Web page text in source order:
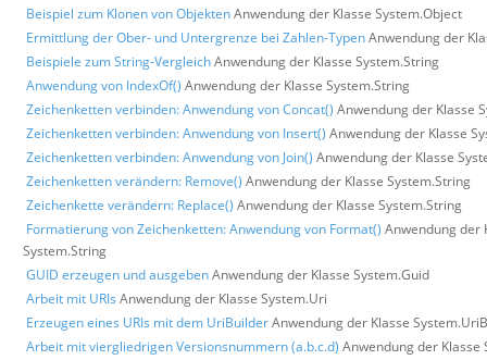
Beispiel zum Klonen von ObjektenAnwendung der Klasse System.Object
Ermittlung der Ober- und Untergrenze bei Zahlen-TypenAnwendung der
Beispiele zum String-VergleichAnwendung der Klasse System.String
Anwendung von IndexOf() Anwendung der Klasse System.String
Zeichenketten verbinden: Anwendung von Concat() Anwendung der Klasse
Zeichenketten verbinden: Anwendung von Insert() Anwendung der Klasse
Zeichenketten verbinden: Anwendung von Join() Anwendung der Klasse
Zeichenketten verändern: Remove() Anwendung der Klasse System.String
Zeichenkette verändern: Replace() Anwendung der Klasse System.String
Formatierung von Zeichenketten: Anwendung von Format() Anwendung der
System.String
GUID erzeugen und ausgebenAnwendung der Klasse System.Guid
Arbeit mit URIs Anwendung der Klasse System.Uri
Erzeugen eines URIs mit dem UriBuilderAnwendung der Klasse
Arbeit mit viergliedrigen Versionsnummern (a.b.c.d) Anwendung der Klasse